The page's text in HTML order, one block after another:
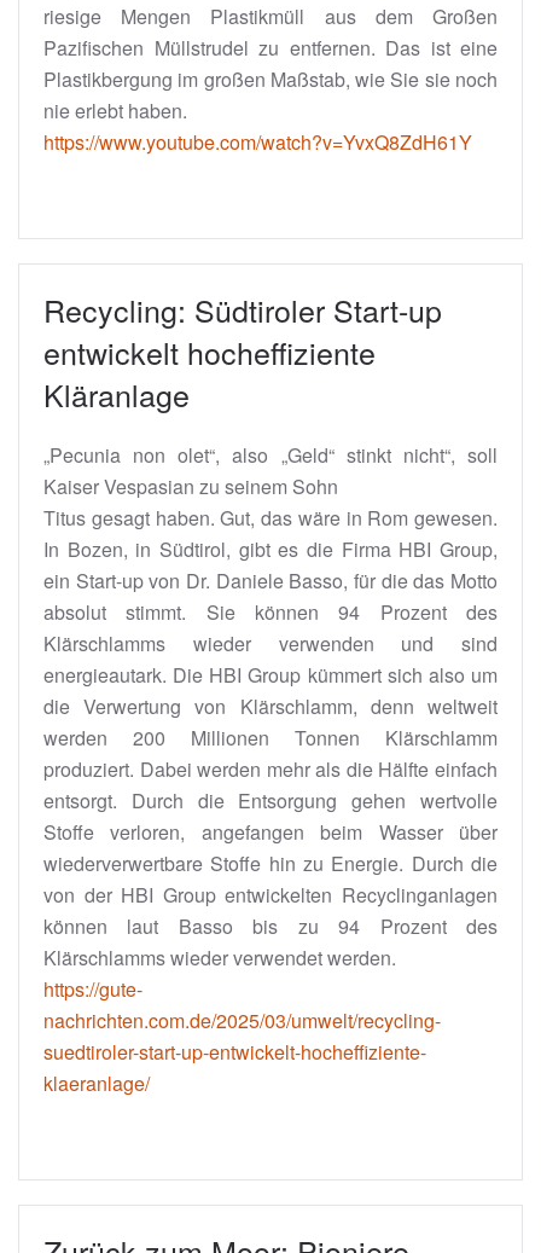
riesige Mengen Plastikmüll aus dem Großen
Pazifischen Müllstrudel zu entfernen. Das ist eine
Plastikbergung im großen Maßstab, wie Sie sie noch
nie erlebt haben.
https://www.youtube.com/watch?v=YvxQ8ZdH61Y
Recycling: Südtiroler Start-up
entwickelt hocheffiziente
Kläranlage
„Pecunia non olet“, also „Geld“ stinkt nicht“, soll
Kaiser Vespasian zu seinem Sohn
Titus gesagt haben. Gut, das wäre in Rom gewesen.
In Bozen, in Südtirol, gibt es die Firma HBI Group,
ein Start-up von Dr. Daniele Basso, für die das Motto
absolut stimmt. Sie können 94 Prozent des
Klärschlamms wieder verwenden und sind
energieautark. Die HBI Group kümmert sich also um
die Verwertung von Klärschlamm, denn weltweit
werden 200 Millionen Tonnen Klärschlamm
produziert. Dabei werden mehr als die Hälfte einfach
entsorgt. Durch die Entsorgung gehen wertvolle
Stoffe verloren, angefangen beim Wasser über
wiederverwertbare Stoffe hin zu Energie. Durch die
von der HBI Group entwickelten Recyclinganlagen
können laut Basso bis zu 94 Prozent des
Klärschlamms wieder verwendet werden.
https://gute-
nachrichten.com.de/2025/03/umwelt/recycling-
suedtiroler-start-up-entwickelt-hocheffiziente-
klaeranlage/